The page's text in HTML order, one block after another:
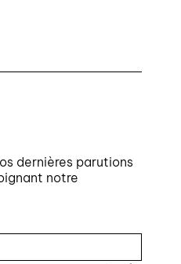
dernières parutions
notre